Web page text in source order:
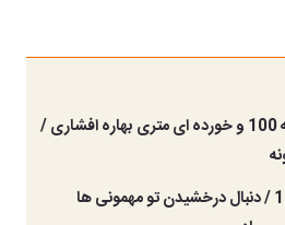
دکوراسیون مینمیال خونه 100 و خورده ای متری بهاره افشاری /
رنگ شال های ترند 1403 / دنبال درخشیدن تو مهمونی ها